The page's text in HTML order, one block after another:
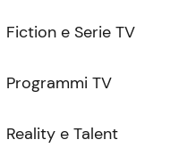
Fiction e Serie TV
Programmi TV
Reality e Talent